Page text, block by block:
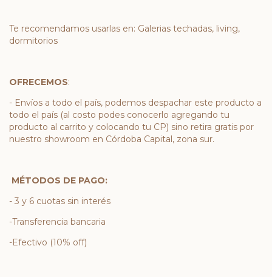
Te recomendamos usarlas en: Galerias techadas, living,
dormitorios
OFRECEMOS:
- Envíos a todo el país, podemos despachar este producto a
todo el país (al costo podes conocerlo agregando tu
producto al carrito y colocando tu CP) sino retira gratis por
nuestro showroom en Córdoba Capital, zona sur.
MÉTODOS DE PAGO:
- 3 y 6 cuotas sin interés
-Transferencia bancaria
-Efectivo (10% off)